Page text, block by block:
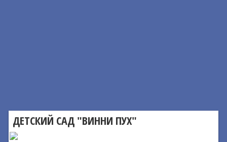
ДЕТСКИЙ САД "ВИННИ ПУХ"